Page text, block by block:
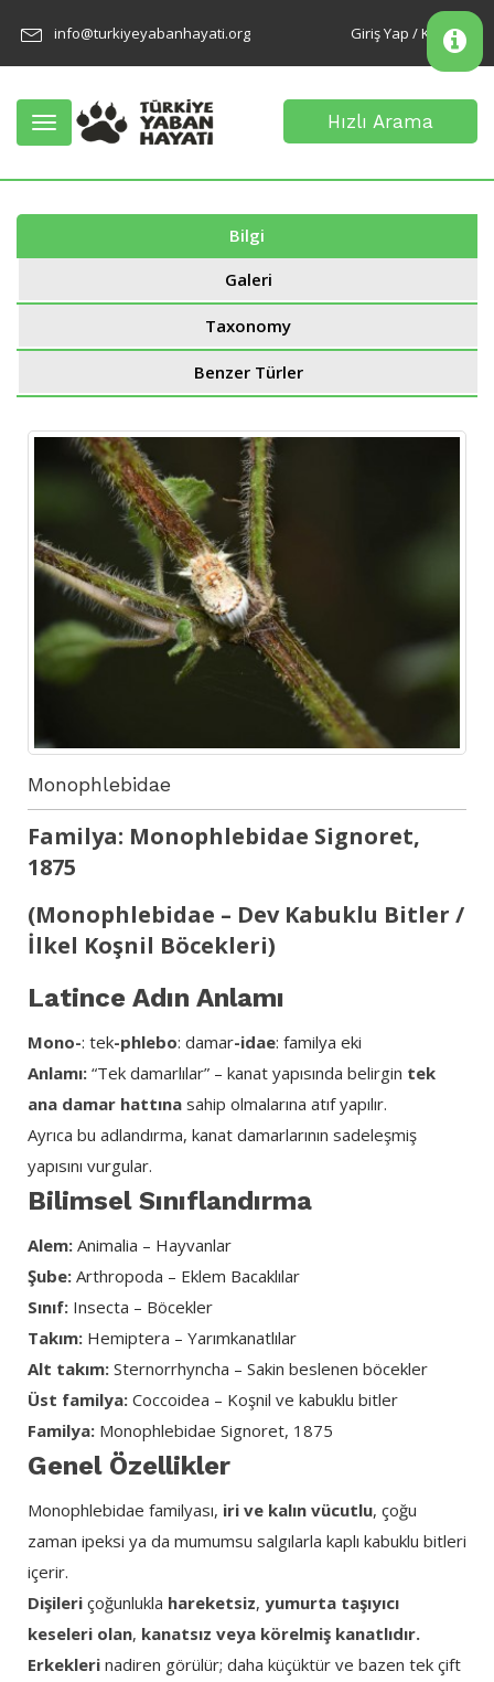
info@turkiyeyabanhayati.org Giriş Yap / Kayıt Ol
Toggle
navigation
Hızlı Arama
Bilgi
Galeri
Taxonomy
Benzer Türler
‎Monophlebidae
Familya: Monophlebidae Signoret,
1875
(Monophlebidae – Dev Kabuklu Bitler /
İlkel Koşnil Böcekleri)
Latince Adın Anlamı
Mono-: tek-phlebo: damar-idae: familya eki
Anlamı: “Tek damarlılar” – kanat yapısında belirgin tek
ana damar hattına sahip olmalarına atıf yapılır.
Ayrıca bu adlandırma, kanat damarlarının sadeleşmiş
yapısını vurgular.
Bilimsel Sınıflandırma
Alem: Animalia – Hayvanlar
Şube: Arthropoda – Eklem Bacaklılar
Sınıf: Insecta – Böcekler
Takım: Hemiptera – Yarımkanatlılar
Alt takım: Sternorrhyncha – Sakin beslenen böcekler
Üst familya: Coccoidea – Koşnil ve kabuklu bitler
Familya: Monophlebidae Signoret, 1875
Genel Özellikler
Monophlebidae familyası, iri ve kalın vücutlu, çoğu
zaman ipeksi ya da mumumsu salgılarla kaplı kabuklu bitleri
içerir.
Dişileri çoğunlukla hareketsiz, yumurta taşıyıcı
keseleri olan, kanatsız veya körelmiş kanatlıdır.
Erkekleri nadiren görülür; daha küçüktür ve bazen tek çift